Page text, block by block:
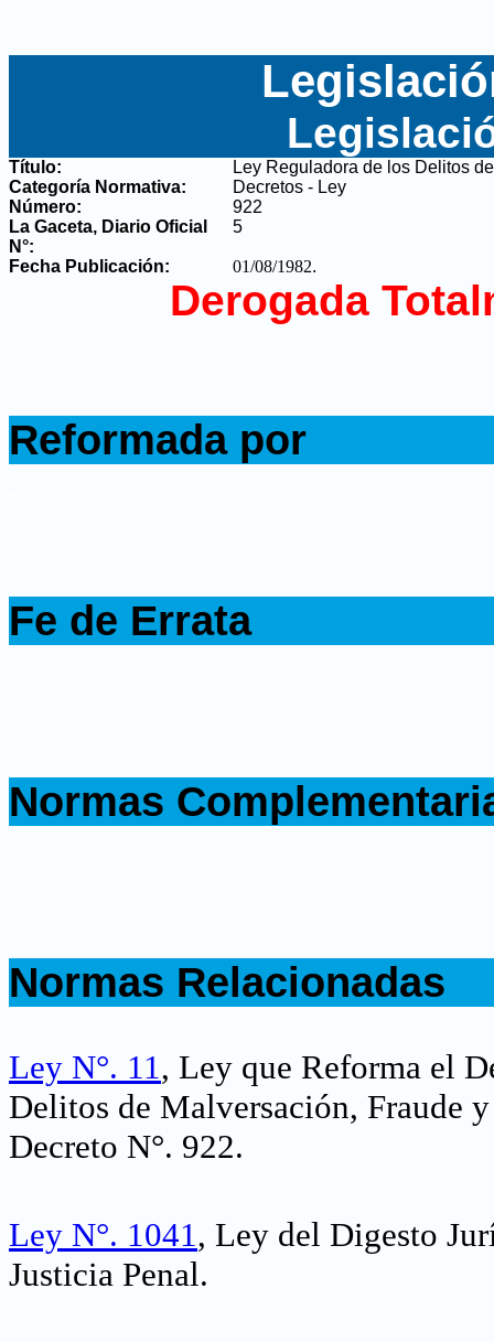
Título:
Ley Reguladora de los Delitos
Categoría Normativa:
Decretos - Ley
Número:
922
La Gaceta, Diario Oficial
N°:
5
Fecha Publicación: 01/08/1982.
Derogada
Reformada por
Fe de Errata
Normas
Normas Relacionadas
Ley N°. 11, Ley que Reforma el
Delitos de Malversación, Fraude
Decreto N°. 922.
Ley N°. 1041, Ley del Digesto
Justicia Penal.